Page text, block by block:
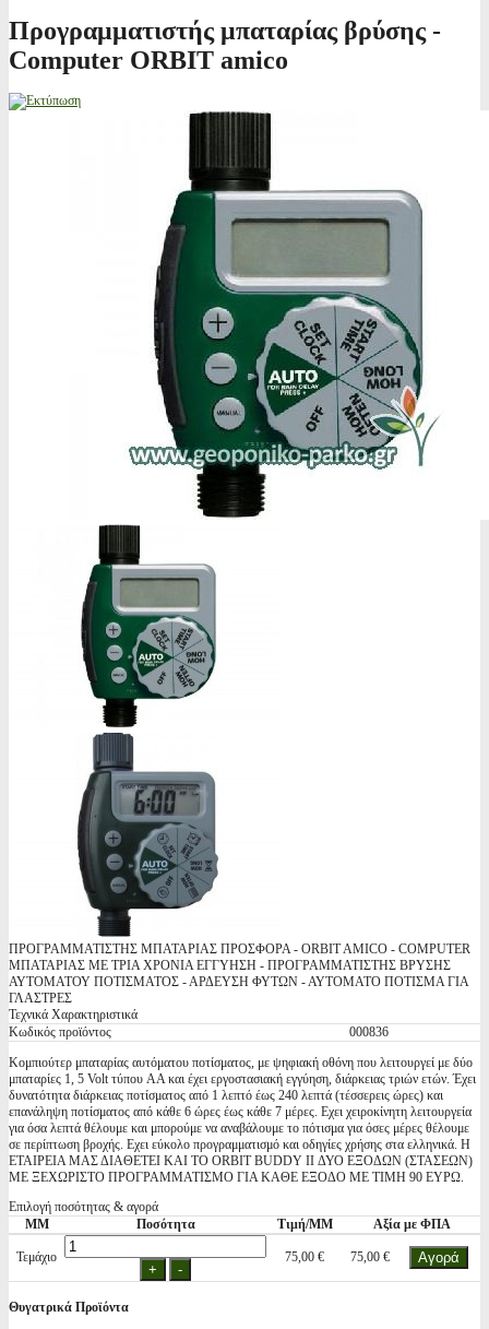
Προγραμματιστής μπαταρίας βρύσης -
Computer ORBIT amico
ΠΡΟΓΡΑΜΜΑΤΙΣΤΗΣ ΜΠΑΤΑΡΙΑΣ ΠΡΟΣΦΟΡΑ - ORBIT AMICO - COMPUTER
ΜΠΑΤΑΡΙΑΣ ΜΕ ΤΡΙΑ ΧΡΟΝΙΑ ΕΓΓΥΗΣΗ - ΠΡΟΓΡΑΜΜΑΤΙΣΤΗΣ ΒΡΥΣΗΣ
ΑΥΤΟΜΑΤΟΥ ΠΟΤΙΣΜΑΤΟΣ - ΑΡΔΕΥΣΗ ΦΥΤΩΝ - ΑΥΤΟΜΑΤΟ ΠΟΤΙΣΜΑ ΓΙΑ
ΓΛΑΣΤΡΕΣ
Τεχνικά Χαρακτηριστικά
Κωδικός προϊόντος
000836
Κομπιούτερ μπαταρίας αυτόματου ποτίσματος, με ψηφιακή οθόνη που λειτουργεί με δύο
μπαταρίες 1, 5 Volt τύπου AA και έχει εργοστασιακή εγγύηση, διάρκειας τριών ετών. Έχει
δυνατότητα διάρκειας ποτίσματος από 1 λεπτό έως 240 λεπτά (τέσσερεις ώρες) και
επανάληψη ποτίσματος από κάθε 6 ώρες έως κάθε 7 μέρες. Εχει χειροκίνητη λειτουργεία
για όσα λεπτά θέλουμε και μπορούμε να αναβάλουμε το πότισμα για όσες μέρες θέλουμε
σε περίπτωση βροχής. Εχει εύκολο προγραμματισμό και οδηγίες χρήσης στα ελληνικά. Η
ΕΤΑΙΡΕΙΑ ΜΑΣ ΔΙΑΘΕΤΕΙ ΚΑΙ ΤΟ ORBIT BUDDY II ΔΥΟ ΕΞΟΔΩΝ (ΣΤΑΣΕΩΝ)
ΜΕ ΞΕΧΩΡΙΣΤΟ ΠΡΟΓΡΑΜΜΑΤΙΣΜΟ ΓΙΑ ΚΑΘΕ ΕΞΟΔΟ ΜΕ ΤΙΜΗ 90 ΕΥΡΩ.
Επιλογή ποσότητας & αγορά
ΜΜ
Ποσότητα Τιμή/ΜΜ Αξία με ΦΠΑ
Τεμάχιο 75,00 € 75,00 €
Θυγατρικά Προϊόντα